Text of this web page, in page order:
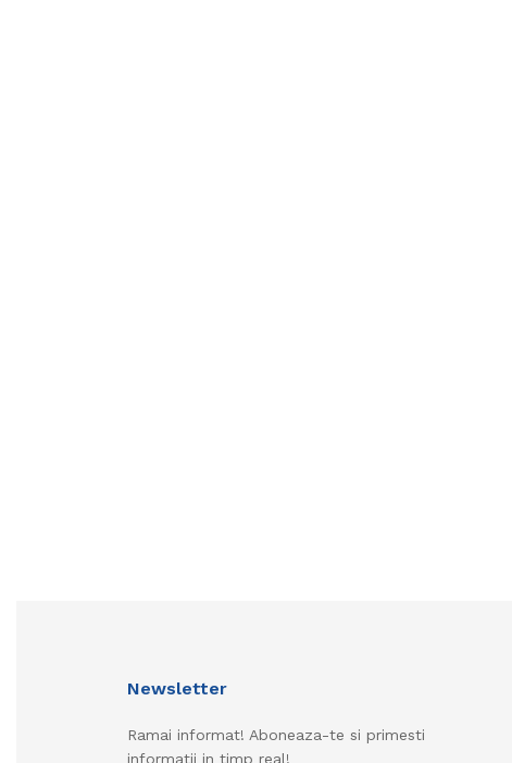
Newsletter
Ramai informat! Aboneaza-te si primesti
informatii in timp real!